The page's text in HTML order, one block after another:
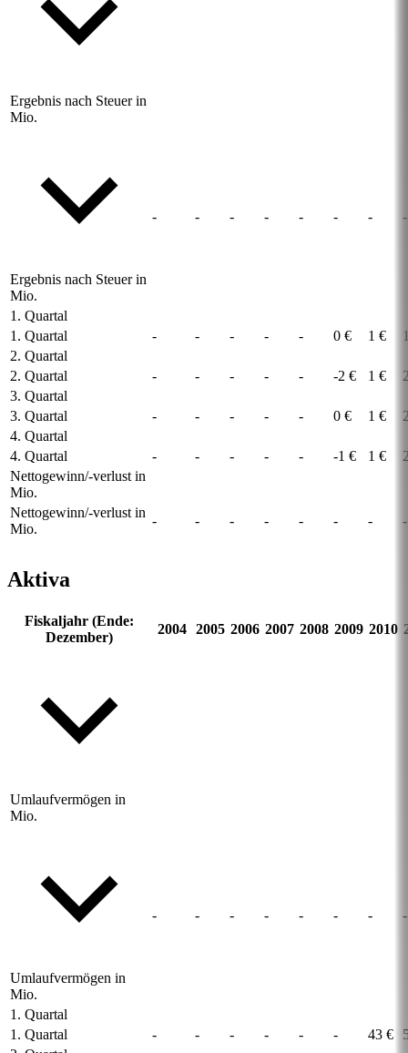
Ergebnis nach Steuer in
Mio.
Ergebnis nach Steuer in
Mio.
- - - - - - - -
1. Quartal
1. Quartal
- - - - - 0 € 1 €
2. Quartal
2. Quartal
- - - - - -2 € 1 €
3. Quartal
3. Quartal
- - - - - 0 € 1 €
4. Quartal
4. Quartal
- - - - - -1 € 1 €
Nettogewinn/-verlust in
Mio.
Nettogewinn/-verlust in
Mio.
- - - - - - - -
Aktiva
Fiskaljahr (Ende:
Dezember)
2004 2005 2006 2007 2008 2009 2010
Umlaufvermögen in
Mio.
Umlaufvermögen in
Mio.
- - - - - - - -
1. Quartal
1. Quartal
- - - - - - 43 €